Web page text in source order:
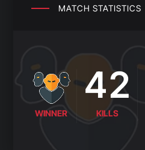
MATCH STATISTICS
WINNER
42
KILLS